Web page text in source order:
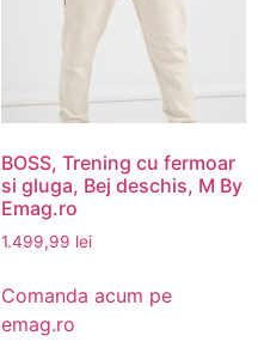
BOSS, Trening cu fermoar
si gluga, Bej deschis, M By
Emag.ro
1.499,99 lei
Comanda acum pe
emag.ro